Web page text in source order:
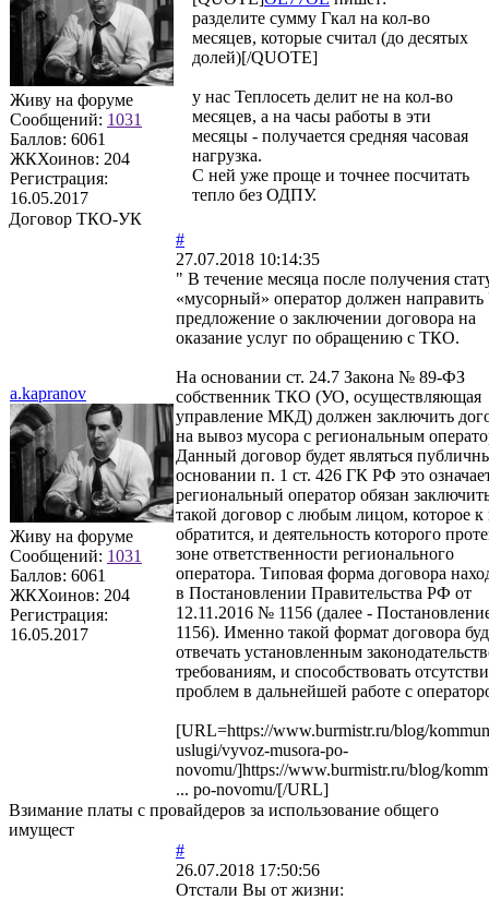
Живу на форуме
Сообщений: 1031
Баллов: 6061
ЖКХоинов: 204
Регистрация:
16.05.2017
разделите сумму Гкал на кол-во
месяцев, которые считал (до десятых
долей)[/QUOTE]
у нас Теплосеть делит не на кол-во
месяцев, а на часы работы в эти
месяцы - получается средняя часовая
нагрузка.
С ней уже проще и точнее посчитать
тепло без ОДПУ.
Договор ТКО-УК
a.kapranov
Живу на форуме
Сообщений: 1031
Баллов: 6061
ЖКХоинов: 204
Регистрация:
16.05.2017
#
27.07.2018 10:14:35
" В течение месяца после получения
«мусорный» оператор должен
предложение о заключении договора на
оказание услуг по обращению с ТКО.
На основании ст. 24.7 Закона № 89-ФЗ
собственник ТКО (УО, осуществляющая
управление МКД) должен заключить
на вывоз мусора с региональным
Данный договор будет являться
основании п. 1 ст. 426 ГК РФ это
региональный оператор обязан
такой договор с любым лицом, которое к
обратится, и деятельность которого
зоне ответственности регионального
оператора. Типовая форма договора
в Постановлении Правительства РФ от
12.11.2016 № 1156 (далее -
1156). Именно такой формат договора
отвечать установленным
требованиям, и способствовать
проблем в дальнейшей работе с
[URL=https://www.burmistr.ru/blog/
uslugi/vyvoz-musora-po-
novomu/]https://www.burmistr.ru/blog/
... po-novomu/[/URL]
Взимание платы с провайдеров за использование общего
имущест
#
26.07.2018 17:50:56
Отстали Вы от жизни: